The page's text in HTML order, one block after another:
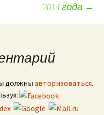
2014 года →
должны авторизоваться.